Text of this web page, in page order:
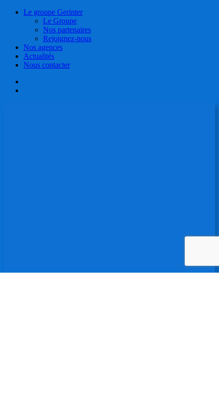
Le groupe Gerinter
Le Groupe
Nos partenaires
Rejoignez-nous
Nos agences
Actualités
Nous contacter